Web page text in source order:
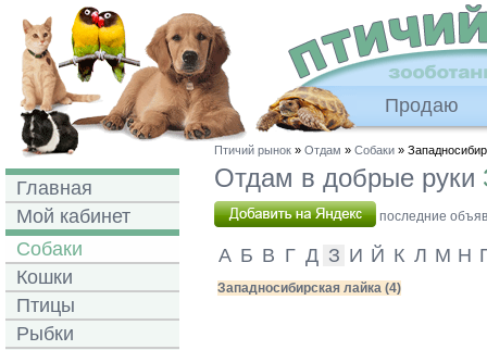
Продаю
Главная
Мой кабинет
Собаки
Кошки
Птицы
Рыбки
Птичий рынок » Отдам » Собаки »
Отдам в добрые руки
последние
А Б В Г Д З И Й К Л М Н
Западносибирская лайка (4)